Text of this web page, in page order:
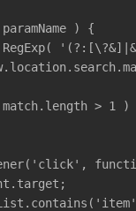
) {
> 1 )